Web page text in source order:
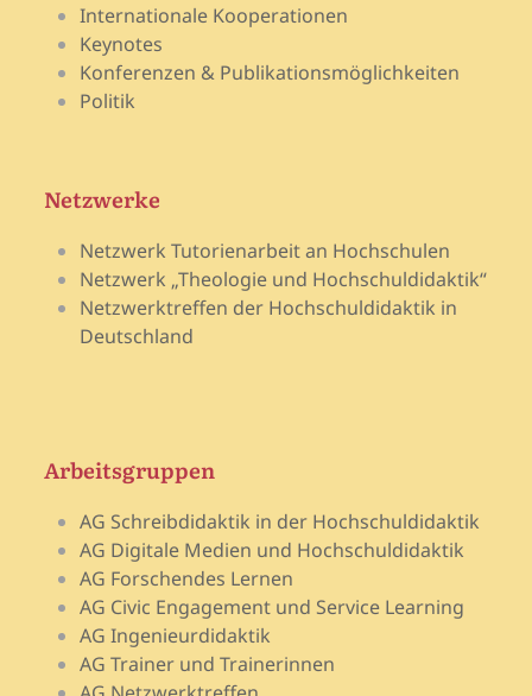
Internationale Kooperationen
Keynotes
Konferenzen & Publikationsmöglichkeiten
Politik
Netzwerke
Netzwerk Tutorienarbeit an Hochschulen
Netzwerk „Theologie und Hochschuldidaktik“
Netzwerktreffen der Hochschuldidaktik in
Deutschland
Arbeitsgruppen
AG Schreibdidaktik in der Hochschuldidaktik
AG Digitale Medien und Hochschuldidaktik
AG Forschendes Lernen
AG Civic Engagement und Service Learning
AG Ingenieurdidaktik
AG Trainer und Trainerinnen